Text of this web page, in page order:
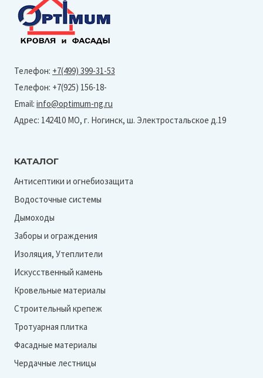
1014-
0,45
мм)
профиля
А
Телефон: +7(499) 399-31-53
Телефон: +7(925) 156-18-
Email: info@optimum-ng.ru
Адрес: 142410 МО, г. Ногинск, ш. Электростальское д.19
КАТАЛОГ
Антисептики и огнебиозащита
Водосточные системы
Дымоходы
Заборы и ограждения
Изоляция, Утеплители
Искусственный камень
Кровельные материалы
Строительный крепеж
Тротуарная плитка
Фасадные материалы
Чердачные лестницы